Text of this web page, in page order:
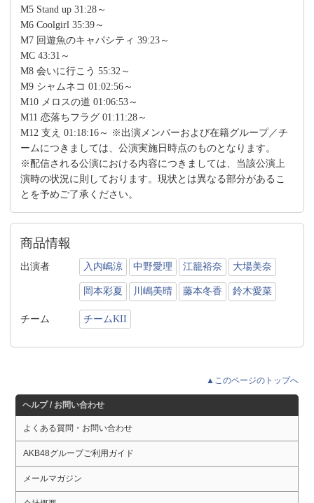
M5 Stand up 31:28～
M6 Coolgirl 35:39～
M7 回遊魚のキャパシティ 39:23～
MC 43:31～
M8 会いに行こう 55:32～
M9 シャムネコ 01:02:56～
M10 メロスの道 01:06:53～
M11 恋落ちフラグ 01:11:28～
M12 支え 01:18:16～ ※出演メンバーおよび在籍グループ／チ
ームにつきましては、公演実施日時点のものとなります。
※配信される公演における内容につきましては、当該公演上
演時の状況に則しております。現状とは異なる部分があるこ
とを予めご了承ください。
商品情報
出演者 入内嶋涼 中野愛理 江籠裕奈 大場美奈
岡本彩夏 川嶋美晴 藤本冬香 鈴木愛菜
チーム チームKII
▲このページのトップへ
ヘルプ / お問い合わせ
よくある質問・お問い合わせ
AKB48グループご利用ガイド
メールマガジン